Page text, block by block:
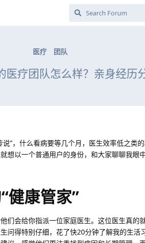
医疗 团队
医疗团队怎么样？亲身经历
”，什么看病要等几个月，医生效率低之类
想以一个普通用户的身份，和大家聊聊我眼
健康管家”
会给你指派一位家庭医生。这位医生真的
问得特别仔细，花了快20分钟了解我的生活